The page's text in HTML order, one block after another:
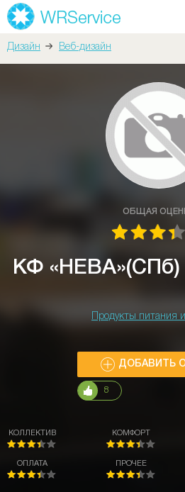
Дизайн Веб-дизайн
ОБЩАЯ
КФ «НЕВА»(СПб)
Продукты питания
ДОБАВИТЬ
8
КОЛЛЕКТИВ
ОПЛАТА
КОМФОРТ
ПРОЧЕЕ